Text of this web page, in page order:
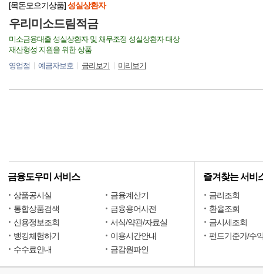
우리미소드림적금
[목돈모으기상품]성실상환자
미소금융대출 성실상환자 및 채무조정 성실상환자 대상
재산형성 지원을 위한 상품
영업점
예금자보호 금리보기 미리보기
금융도우미 서비스
상품공시실
금융계산기
통합상품검색
금융용어사전
신용정보조회
서식/약관/자료실
뱅킹체험하기
이용시간안내
수수료안내
금감원파인
즐겨찾는 서비
금리조회
환율조회
금시세조회
펀드기준가/수